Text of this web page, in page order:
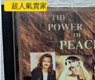
超人氣賣家